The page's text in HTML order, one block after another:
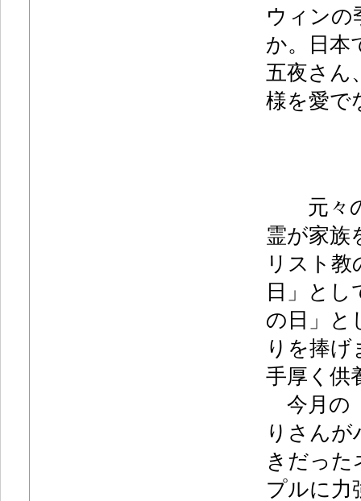
ウィンの
か。日本
五夜さん
様を愛で
元々の
霊が家族
リスト
日」と
の日」と
りを捧げ
手厚く供
今月の
りさんが
きだった
プルに力